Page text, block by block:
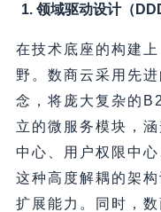
1. 领域驱动设计（
在技术底座的构建
野。数商云采用先
念，将庞大复杂的
立的微服务模块，
中心、用户权限中
这种高度解耦的架
扩展能力。同时，